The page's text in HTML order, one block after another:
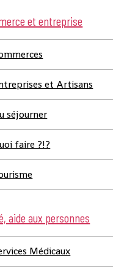
et entreprise
et Artisans
séjourner
faire ?!?
aide aux personnes
Médicaux